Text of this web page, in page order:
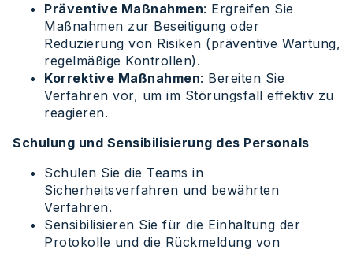
Präventive Maßnahmen: Ergreifen Sie
Maßnahmen zur Beseitigung oder
Reduzierung von Risiken (präventive Wartung,
regelmäßige Kontrollen).
Korrektive Maßnahmen: Bereiten Sie
Verfahren vor, um im Störungsfall effektiv zu
reagieren.
Schulung und Sensibilisierung des Personals
Schulen Sie die Teams in
Sicherheitsverfahren und bewährten
Verfahren.
Sensibilisieren Sie für die Einhaltung der
Protokolle und die Rückmeldung von